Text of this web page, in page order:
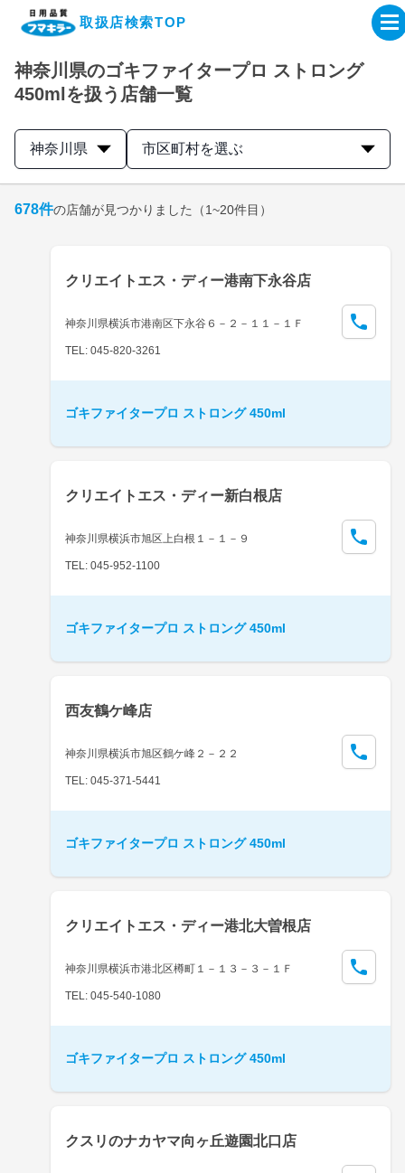
取扱店検索TOP
企業・IR情報サイト
製品情報サイト
取扱店検索はこちら
神奈川県のゴキファイタープロ ストロング
450mlを扱う店舗一覧
神奈川県 市区町村を選ぶ
678件の店舗が見つかりました （1~20件目）
クリエイトエス・ディー港南下永谷店
神奈川県横浜市港南区下永谷６－２－１１－１Ｆ
TEL: 045-820-3261
ゴキファイタープロ ストロング 450ml
クリエイトエス・ディー新白根店
神奈川県横浜市旭区上白根１－１－９
TEL: 045-952-1100
ゴキファイタープロ ストロング 450ml
西友鶴ケ峰店
神奈川県横浜市旭区鶴ケ峰２－２２
TEL: 045-371-5441
ゴキファイタープロ ストロング 450ml
クリエイトエス・ディー港北大曽根店
神奈川県横浜市港北区樽町１－１３－３－１Ｆ
TEL: 045-540-1080
ゴキファイタープロ ストロング 450ml
クスリのナカヤマ向ヶ丘遊園北口店